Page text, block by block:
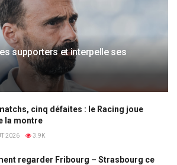
supporters et interpelle ses
cinq défaites : le Racing joue
la montre
2026 3.9K
regarder Fribourg – Strasbourg ce